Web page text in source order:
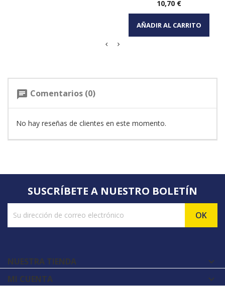
Precio
10,70 €
AÑADIR AL CARRITO
chat Comentarios (0)
No hay reseñas de clientes en este momento.
SUSCRÍBETE A NUESTRO BOLETÍN
NUESTRA TIENDA 
MI CUENTA 